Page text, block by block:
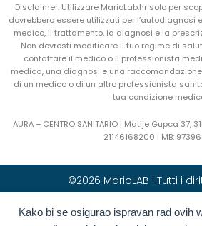
Kako bi se osigurao ispravan rad ovih
Disclaimer: Utilizzare MarioLab.hr solo per
dovrebbero essere utilizzati per l’autodiagnosi
medico, il trattamento, la diagnosi e la
Non dovresti modificare il tuo regime di
contattare il medico o il professionista
medica, una diagnosi e una
di un medico o di un altro professionista
tua condizione
AURA – CENTRO SANITARIO | Matije Gupca 37,
21146168200 | MB:
©2026 MarioLAB | Tutti i
Hrvatski(Croato)